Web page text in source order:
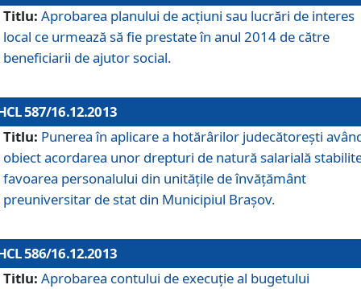
Titlu: Aprobarea planului de acţiuni sau lucrări de interes
local ce urmează să fie prestate în anul 2014 de către
beneficiarii de ajutor social.
587/16.12.2013
Titlu: Punerea în aplicare a hotărârilor judecătoreşti
obiect acordarea unor drepturi de natură salarială
favoarea personalului din unităţile de învăţământ
preuniversitar de stat din Municipiul Braşov.
586/16.12.2013
Titlu: Aprobarea contului de execuţie al bugetului